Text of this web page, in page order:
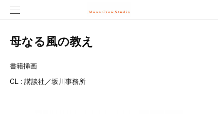
母なる風の教え
書籍挿画
CL : 講談社／坂川事務所